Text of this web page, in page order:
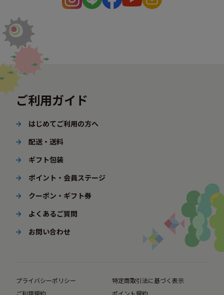
ご利用ガイド
はじめてご利用の方へ
配送・送料
ギフト包装
ポイント・会員ステージ
クーポン・ギフト券
よくあるご質問
お問い合わせ
プライバシーポリシー
特定商取引法に基づく表示
ご利用規約
ポイント規約